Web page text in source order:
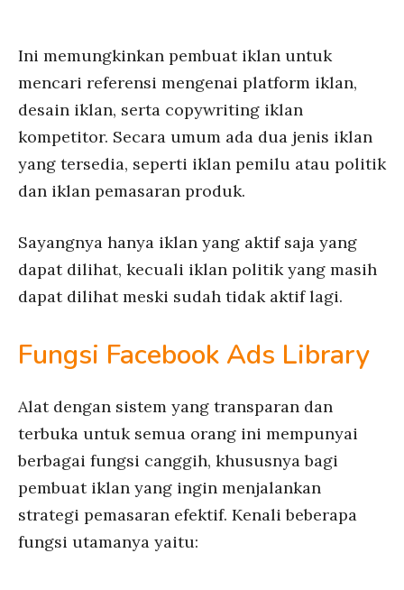
Ini memungkinkan pembuat iklan untuk
mencari referensi mengenai platform iklan,
desain iklan, serta copywriting iklan
kompetitor. Secara umum ada dua jenis iklan
yang tersedia, seperti iklan pemilu atau politik
dan iklan pemasaran produk.
Sayangnya hanya iklan yang aktif saja yang
dapat dilihat, kecuali iklan politik yang masih
dapat dilihat meski sudah tidak aktif lagi.
Fungsi Facebook Ads Library
Alat dengan sistem yang transparan dan
terbuka untuk semua orang ini mempunyai
berbagai fungsi canggih, khususnya bagi
pembuat iklan yang ingin menjalankan
strategi pemasaran efektif. Kenali beberapa
fungsi utamanya yaitu: